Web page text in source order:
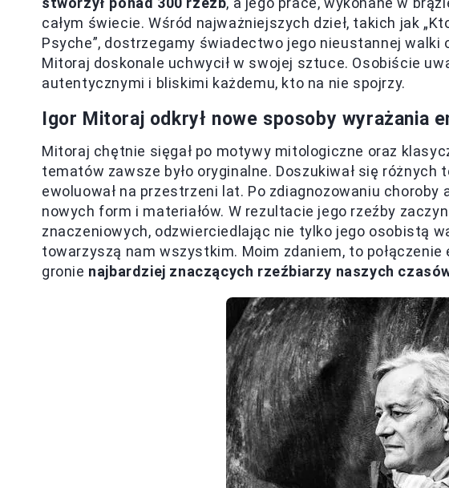
całym świecie. Wśród najważniejszych dzieł, takich jak
Psyche”, dostrzegamy świadectwo jego nieustannej walki
Mitoraj doskonale uchwycił w swojej sztuce. Osobiście
autentycznymi i bliskimi każdemu, kto na nie spojrzy.
Igor Mitoraj odkrył nowe sposoby wyrażania
Mitoraj chętnie sięgał po motywy mitologiczne oraz
tematów zawsze było oryginalne. Doszukiwał się różnych
ewoluował na przestrzeni lat. Po zdiagnozowaniu
nowych form i materiałów. W rezultacie jego rzeźby
znaczeniowych, odzwierciedlając nie tylko jego osobistą
towarzyszą nam wszystkim. Moim zdaniem, to
gronie najbardziej znaczących rzeźbiarzy naszych